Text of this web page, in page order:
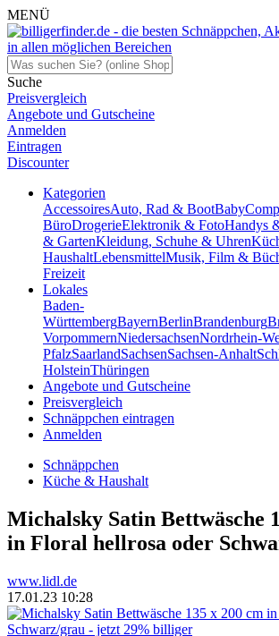
MENÜ
Suche
Preisvergleich
Angebote und Gutscheine
Anmelden
Eintragen
Discounter
Kategorien
AccessoiresAuto, Rad & BootBaby
BüroDrogerieElektronik & FotoHandys
& GartenKleidung, Schuhe & Uhren
HaushaltLebensmittelMusik, Film &
Freizeit
Lokales
Baden-
WürttembergBayernBerlinBrandenburg
VorpommernNiedersachsenNordrhein-
PfalzSaarlandSachsenSachsen-Anhalt
HolsteinThüringen
Angebote und Gutscheine
Preisvergleich
Schnäppchen eintragen
Anmelden
Schnäppchen
Küche & Haushalt
Michalsky Satin Bettwäsche
in Floral hellrosa oder
www.lidl.de
17.01.23 10:28